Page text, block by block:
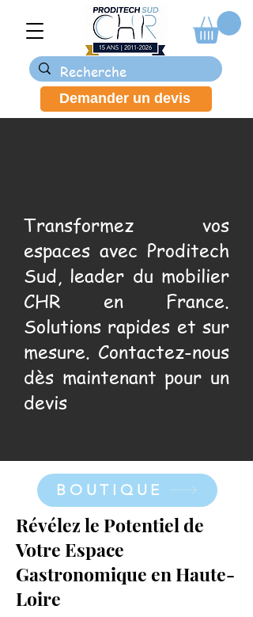
Demander un devis
Transformez vos
espaces avec Proditech
Sud, leader du mobilier
CHR en France.
Solutions rapides et sur
mesure. Contactez-nous
dès maintenant pour un
devis
BOUTIQUE
Révélez le Potentiel de
Votre Espace
Gastronomique en Haute-
Loire